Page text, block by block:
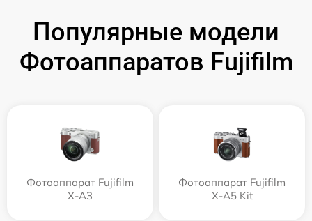
Популярные модели
Фотоаппаратов Fujifilm
Фотоаппарат Fujifilm
X-A3
Фотоаппарат Fujifilm
X-A5 Kit